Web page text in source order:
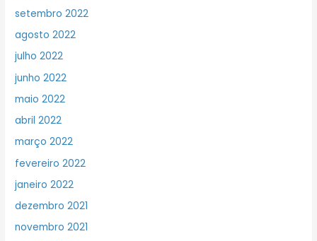
setembro 2022
agosto 2022
julho 2022
junho 2022
maio 2022
abril 2022
março 2022
fevereiro 2022
janeiro 2022
dezembro 2021
novembro 2021